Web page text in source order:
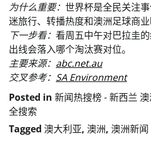
为什么重要： 世界杯是全民关注
迷旅行、转播热度和澳洲足球商业
下一步看： 看周五中午对巴拉圭
出线会落入哪个淘汰赛对位。
主要来源： abc.net.au
交叉参考： SA Environment
Posted in 新闻热搜榜 - 新西兰
全搜索
Tagged 澳大利亚, 澳洲, 澳洲新闻